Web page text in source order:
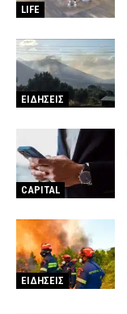
LIFE
ΕΙΔΗΣΕΙΣ
CAPITAL
ΕΙΔΗΣΕΙΣ